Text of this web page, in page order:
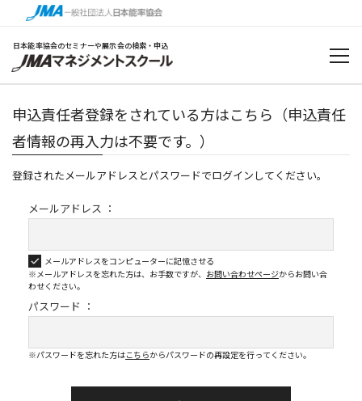
日本能率協会のセミナーや展示会の検索・申込
申込責任者登録をされている方はこちら（申込責任
者情報の再入力は不要です。）
登録されたメールアドレスとパスワードでログインしてください。
メールアドレス ：
メールアドレスをコンピューターに記憶させる
※メールアドレスを忘れた方は、お手数ですが、 お問い合わせページからお問い合
わせください。
パスワード ：
※パスワードを忘れた方はこちらからパスワードの再設定を行ってください。